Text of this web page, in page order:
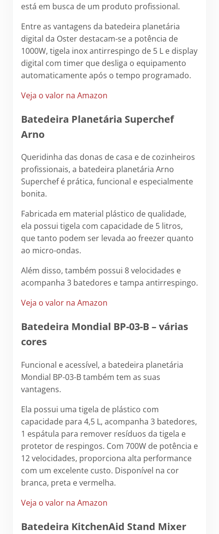
está em busca de um produto profissional.
Entre as vantagens da batedeira planetária
digital da Oster destacam-se a potência de
1000W, tigela inox antirrespingo de 5 L e display
digital com timer que desliga o equipamento
automaticamente após o tempo programado.
Veja o valor na Amazon
Batedeira Planetária Superchef
Arno
Queridinha das donas de casa e de cozinheiros
profissionais, a batedeira planetária Arno
Superchef é prática, funcional e especialmente
bonita.
Fabricada em material plástico de qualidade,
ela possui tigela com capacidade de 5 litros,
que tanto podem ser levada ao freezer quanto
ao micro-ondas.
Além disso, também possui 8 velocidades e
acompanha 3 batedores e tampa antirrespingo.
Veja o valor na Amazon
Batedeira Mondial BP-03-B – várias
cores
Funcional e acessível, a batedeira planetária
Mondial BP-03-B também tem as suas
vantagens.
Ela possui uma tigela de plástico com
capacidade para 4,5 L, acompanha 3 batedores,
1 espátula para remover resíduos da tigela e
protetor de respingos. Com 700W de potência e
12 velocidades, proporciona alta performance
com um excelente custo. Disponível na cor
branca, preta e vermelha.
Veja o valor na Amazon
Batedeira KitchenAid Stand Mixer